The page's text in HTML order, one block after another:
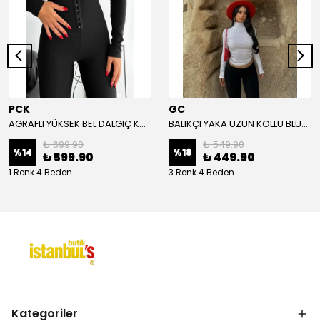
PCK
AGRAFLI YÜKSEK BEL DALGIÇ KUMAŞ TAYT - Siyah
%14
₺ 699.90
₺ 599.90
1 Renk 4 Beden
GC
BALIKÇI YAKA UZUN KOLLU BLUZ - Beyaz
%18
₺ 549.90
₺ 449.90
3 Renk 4 Beden
Kategoriler